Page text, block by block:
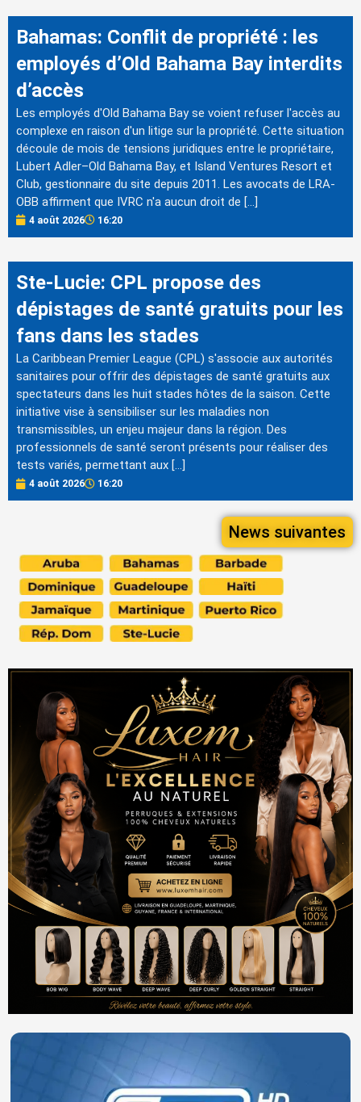
Bahamas: Conflit de propriété : les
employés d’Old Bahama Bay interdits
d’accès
Les employés d'Old Bahama Bay se voient refuser l'accès au
complexe en raison d'un litige sur la propriété. Cette situation
découle de mois de tensions juridiques entre le propriétaire,
Lubert Adler–Old Bahama Bay, et Island Ventures Resort et
Club, gestionnaire du site depuis 2011. Les avocats de LRA-
OBB affirment que IVRC n'a aucun droit de […]
4 août 2026 16:20
Ste-Lucie: CPL propose des
dépistages de santé gratuits pour les
fans dans les stades
La Caribbean Premier League (CPL) s'associe aux autorités
sanitaires pour offrir des dépistages de santé gratuits aux
spectateurs dans les huit stades hôtes de la saison. Cette
initiative vise à sensibiliser sur les maladies non
transmissibles, un enjeu majeur dans la région. Des
professionnels de santé seront présents pour réaliser des
tests variés, permettant aux […]
4 août 2026 16:20
News suivantes